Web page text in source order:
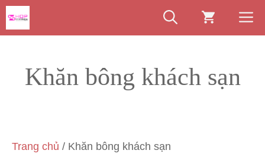
Chuyển
đến
nội
Khăn bông khách sạn
Trang chủ / Khăn bông khách sạn